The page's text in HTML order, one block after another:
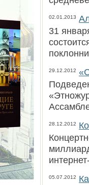
02.01.2013
31
29.12.2012
28.12.2012
05.07.2012